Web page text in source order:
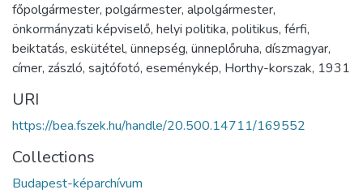
főpolgármester, polgármester, alpolgármester,
önkormányzati képviselő, helyi politika, politikus, férfi,
beiktatás, eskütétel, ünnepség, ünneplőruha, díszmagyar,
címer, zászló, sajtófotó, eseménykép, Horthy-korszak, 1931
URI
https://bea.fszek.hu/handle/20.500.14711/169552
Collections
Budapest-képarchívum